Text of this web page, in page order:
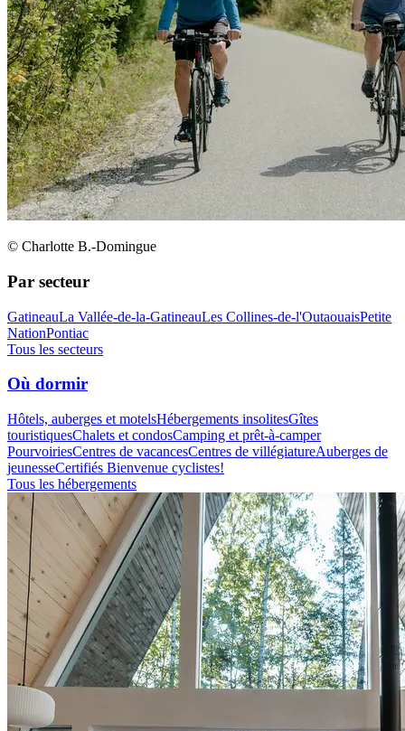
© Charlotte B.-Domingue
Par secteur
GatineauLa Vallée-de-la-GatineauLes Collines-de-l'OutaouaisPetite
NationPontiac
Tous les secteurs
Où dormir
Hôtels, auberges et motelsHébergements insolitesGîtes
touristiquesChalets et condosCamping et prêt-à-camper
PourvoiriesCentres de vacancesCentres de villégiatureAuberges de
jeunesseCertifiés Bienvenue cyclistes!
Tous les hébergements